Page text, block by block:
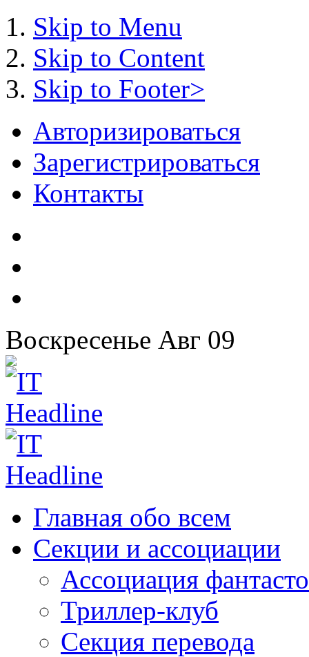
Skip to Menu
Skip to Content
Skip to Footer>
Авторизироваться
Зарегистрироваться
Контакты
Воскресенье Авг 09
Главная обо всем
Секции и ассоциации
Ассоциация
Триллер-клуб
Секция перевода